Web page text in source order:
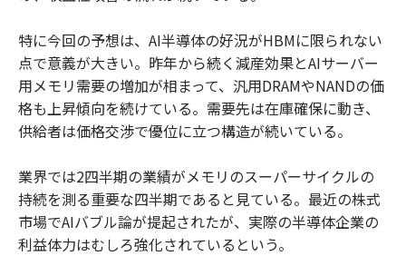
特に今回の予想は、AI半導体の好況がHBMに限られない
点で意義が大きい。昨年から続く減産効果とAIサーバー
用メモリ需要の増加が相まって、汎用DRAMやNANDの価
格も上昇傾向を続けている。需要先は在庫確保に動き、
供給者は価格交渉で優位に立つ構造が続いている。
業界では2四半期の業績がメモリのスーパーサイクルの
持続を測る重要な四半期であると見ている。最近の株式
市場でAIバブル論が提起されたが、実際の半導体企業の
利益体力はむしろ強化されているという。